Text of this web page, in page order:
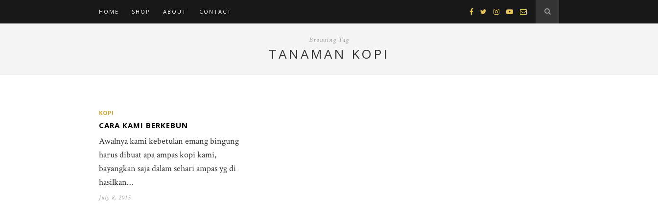
HOME SHOP ABOUT CONTACT
Browsing Tag
TANAMAN KOPI
KOPI
CARA KAMI BERKEBUN
Awalnya kami kebetulan emang bingung
harus dibuat apa ampas kopi kami,
bayangkan saja dalam sehari ampas yg di
hasilkan…
July 8, 2015